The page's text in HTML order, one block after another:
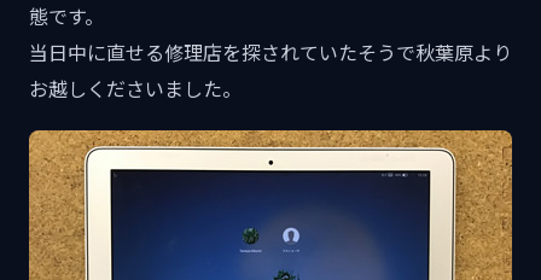
態です。
当日中に直せる修理店を探されていたそうで秋葉原より
お越しくださいました。